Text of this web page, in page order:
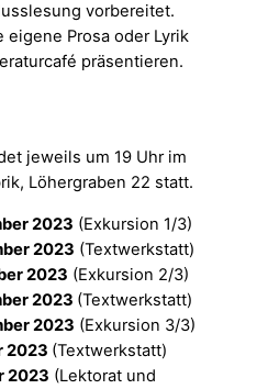
vorbereitet.
eigene Prosa oder Lyrik
präsentieren.
jeweils um 19 Uhr im
Löhergraben 22 statt.
2023 (Exkursion 1/3)
2023 (Textwerkstatt)
2023 (Exkursion 2/3)
2023 (Textwerkstatt)
2023 (Exkursion 3/3)
2023 (Textwerkstatt)
2023 (Lektorat und